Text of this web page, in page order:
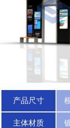
产品尺寸
主体材质